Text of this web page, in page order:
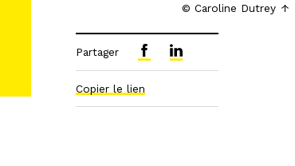
© Caroline Dutrey
Partager
Copier le lien